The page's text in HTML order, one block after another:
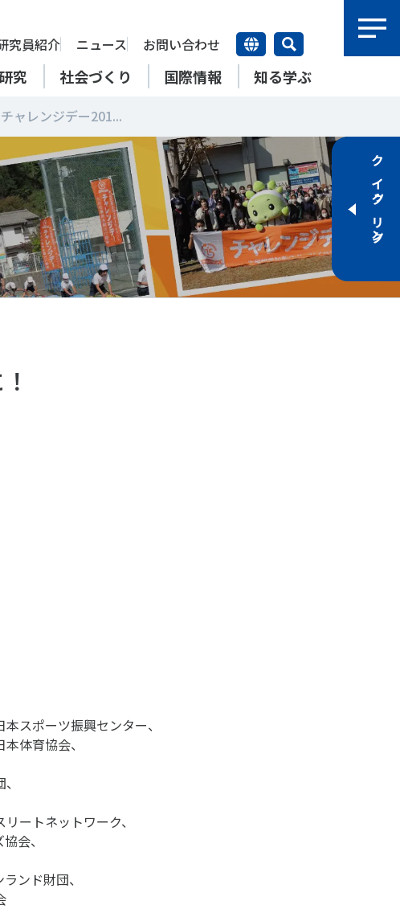
究 社会づくり 国際情報 知る学ぶ
究員紹介 ニュース お問い合わせ
研究員紹介
研究員
上席特別研究員
特別研究員
と健康寿命 ＃障害者スポーツ ＃スポーツ基本計画
ス
【動画】スポーツでアクティブ
なまちづくり
新たな地域スポーツプラットフォーム
RSMO 地域スポーツ運営組織
運動部活動の実態と地域展開・
地域移行
り
アクティブチャレンジ
スポーツ・ライフデータ
運動部活動の実態と地域展開・
地域移行
SSFの英語版WEBサイト
SSFとできること
自治体／行政機関の方へ
SSFとできること
研究機関／競技団体の方へ
スポ
スポーツ
SSFとできること
自治体／行政機関の方へ
SSFとできること
研究機関／競技団体の方へ
SSFとできること
学生／大学生の方へ
クイックリンク
チャレンジデー201...
スポーツ振興センター、
体育協会、
ートネットワーク、
会、
ンド財団、